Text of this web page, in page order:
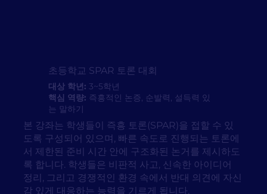
초등학교 SPAR 토론 대회
대상 학년:3~5학년
핵심 역량: 즉흥적인 논증, 순발력, 설득력 있
는 말하기
본 강좌는 학생들이 즉흥 토론(SPAR)을 접할 수 있
도록 구성되어 있으며, 빠른 속도로 진행되는 토론에
서 제한된 준비 시간 안에 구조화된 논거를 제시하도
록 합니다. 학생들은 비판적 사고, 신속한 아이디어
정리, 그리고 경쟁적인 환경 속에서 반대 의견에 자신
감 있게 대응하는 능력을 기르게 됩니다.